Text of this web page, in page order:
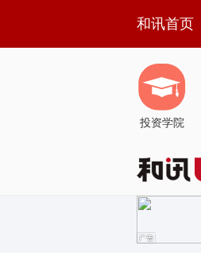
和讯首页
投资学院